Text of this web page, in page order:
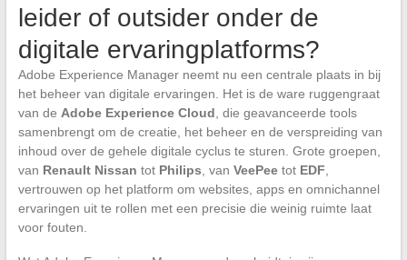
leider of outsider onder de
digitale ervaringplatforms?
Adobe Experience Manager neemt nu een centrale plaats in bij
het beheer van digitale ervaringen. Het is de ware ruggengraat
van de Adobe Experience Cloud , die geavanceerde tools
samenbrengt om de creatie, het beheer en de verspreiding van
inhoud over de gehele digitale cyclus te sturen. Grote groepen,
van Renault Nissan tot Philips , van VeePeetot EDF
vertrouwen op het platform om websites, apps en omnichannel
ervaringen uit te rollen met een precisie die weinig ruimte laat
voor fouten.